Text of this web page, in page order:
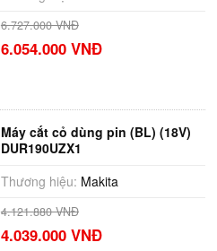
6.727.000 VNĐ
6.054.000 VNĐ
Máy cắt cỏ dùng pin (BL) (18V)
DUR190UZX1
Thương hiệu: Makita
4.121.880 VNĐ
4.039.000 VNĐ